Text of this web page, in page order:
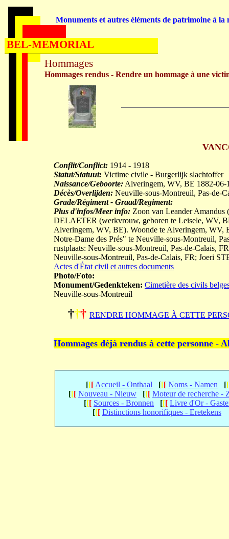
Conflit/Conflict: 1914 - 1918
Statut/Statuut: Victime civile - Burgerlijk slachtoffer
Naissance/Geboorte: Alveringem, WV, BE 1882-06-
Décès/Overlijden: Neuville-sous-Montreuil, Pas-de-
Grade/Régiment - Graad/Regiment:
Plus d'infos/Meer info: Zoon van Leander
DELAETER (werkvrouw, geboren te Leisele, WV,
Alveringem, WV, BE). Woonde te Alveringem, WV,
Notre-Dame des Prés" te Neuville-sous-Montreuil,
rustplaats: Neuville-sous-Montreuil, Pas-de-Calais,
Neuville-sous-Montreuil, Pas-de-Calais, FR; Joeri
Actes d'État civil et autres documents
Photo/Foto:
Monument/Gedenkteken: Cimetière des civils
Neuville-sous-Montreuil
††† RENDRE HOMMAGE À CETTE
Hommages déjà rendus à cette personne -
[[[ Accueil - Onthaal [[[ Noms - Namen [[
[[[ Nouveau - Nieuw [[[ Moteur de recherche -
[[[ Sources - Bronnen [[[ Livre d'Or -
[[[ Distinctions honorifiques - Eretekens
Hommages
Hommages rendus - Rendre un hommage à une
Monuments et autres éléments de patrimoine à la
BEL-MEMORIAL